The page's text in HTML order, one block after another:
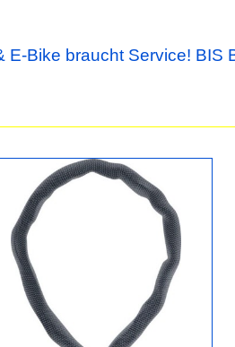
E-Bike braucht Service! BIS